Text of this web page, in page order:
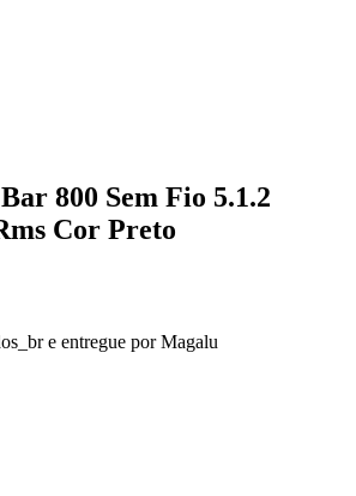
800 Sem Fio 5.1.2
Cor Preto
e entregue por Magalu